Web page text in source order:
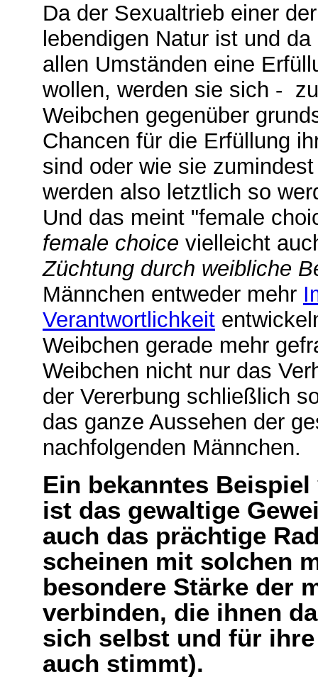
Da der Sexualtrieb einer
lebendigen Natur ist und
allen Umständen eine
wollen, werden sie sich -
Weibchen gegenüber
Chancen für die Erfüllung
sind oder wie sie
werden also letztlich so
Und das meint "female
female choice vielleicht
Züchtung durch weibliche
Männchen entweder mehr
Verantwortlichkeit
Weibchen gerade mehr
Weibchen nicht nur das
der Vererbung schließlich
das ganze Aussehen der
nachfolgenden Männchen.
Ein bekanntes
ist das gewaltige
auch das prächtige
scheinen mit solchen
besondere Stärke der
verbinden, die ihnen
sich selbst und für
auch stimmt).